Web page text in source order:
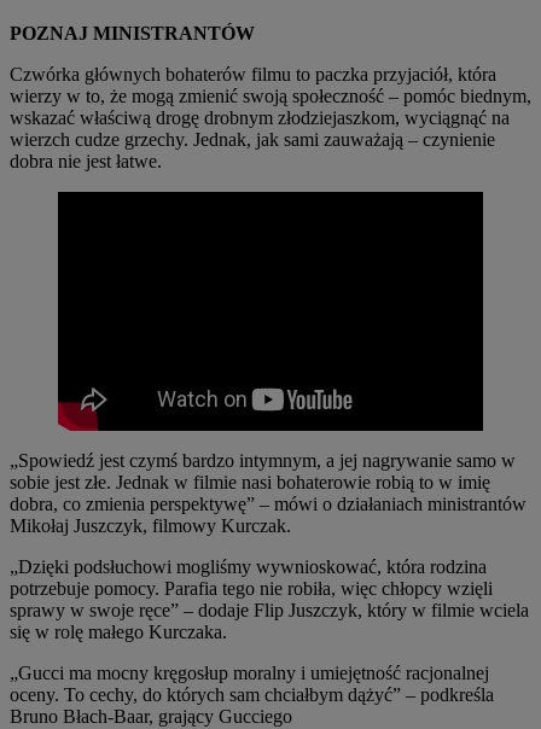
POZNAJ MINISTRANTÓW
Czwórka głównych bohaterów filmu to paczka przyjaciół, która
wierzy w to, że mogą zmienić swoją społeczność – pomóc biednym,
wskazać właściwą drogę drobnym złodziejaszkom, wyciągnąć na
wierzch cudze grzechy. Jednak, jak sami zauważają – czynienie
dobra nie jest łatwe.
„Spowiedź jest czymś bardzo intymnym, a jej nagrywanie samo w
sobie jest złe. Jednak w filmie nasi bohaterowie robią to w imię
dobra, co zmienia perspektywę” – mówi o działaniach ministrantów
Mikołaj Juszczyk, filmowy Kurczak.
„Dzięki podsłuchowi mogliśmy wywnioskować, która rodzina
potrzebuje pomocy. Parafia tego nie robiła, więc chłopcy wzięli
sprawy w swoje ręce” – dodaje Flip Juszczyk, który w filmie wciela
się w rolę małego Kurczaka.
„Gucci ma mocny kręgosłup moralny i umiejętność racjonalnej
oceny. To cechy, do których sam chciałbym dążyć” – podkreśla
Bruno Błach-Baar, grający Gucciego